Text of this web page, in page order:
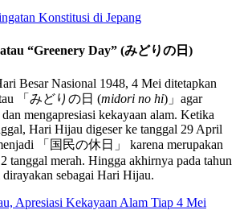
Konstitusi di Jepang
“Greenery Day” (みどりの日)
Besar Nasional 1948, 4 Mei ditetapkan
「みどりの日 (midori no hi)」agar
mengapresiasi kekayaan alam. Ketika
Hari Hijau digeser ke tanggal 29 April
「国民の休日」 karena merupakan
tanggal merah. Hingga akhirnya pada tahun
sebagai Hari Hijau.
Apresiasi Kekayaan Alam Tiap 4 Mei